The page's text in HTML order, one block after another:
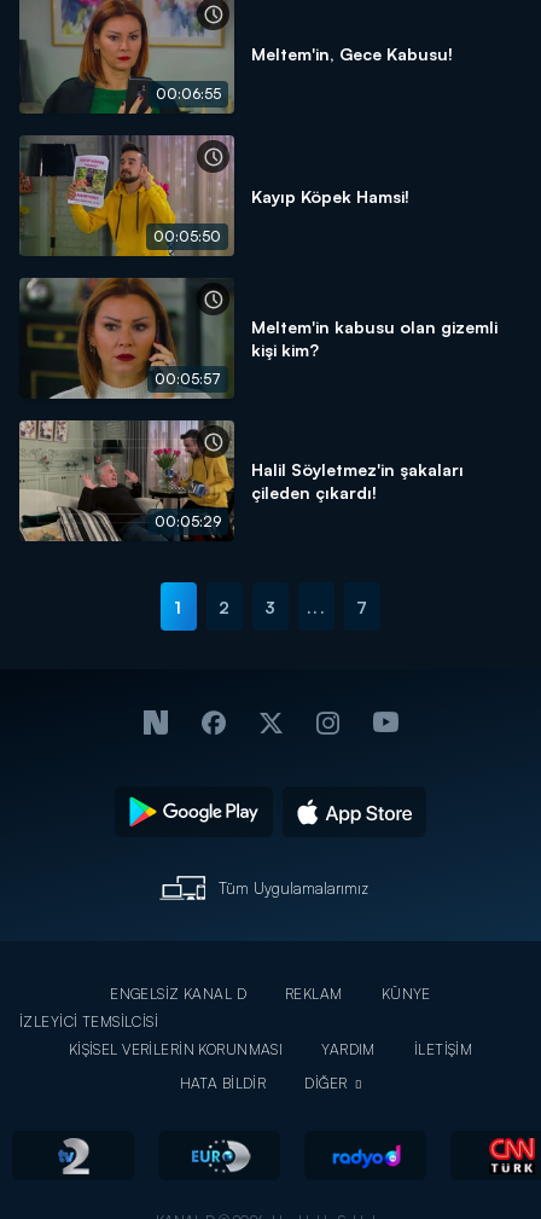
00:06:55
Meltem'in, Gece Kabusu!
00:05:50
Kayıp Köpek Hamsi!
00:05:57
Meltem'in kabusu olan gizemli
kişi kim?
00:05:29
Halil Söyletmez'in şakaları
çileden çıkardı!
1 2 3 ... 7
Tüm Uygulamalarımız
ENGELSİZ KANAL D REKLAM
KÜNYE
İZLEYİCİ TEMSİLCİSİ
KİŞİSEL VERİLERİN KORUNMASI
YARDIM
İLETİŞİM
HATA BİLDİR
DİĞER